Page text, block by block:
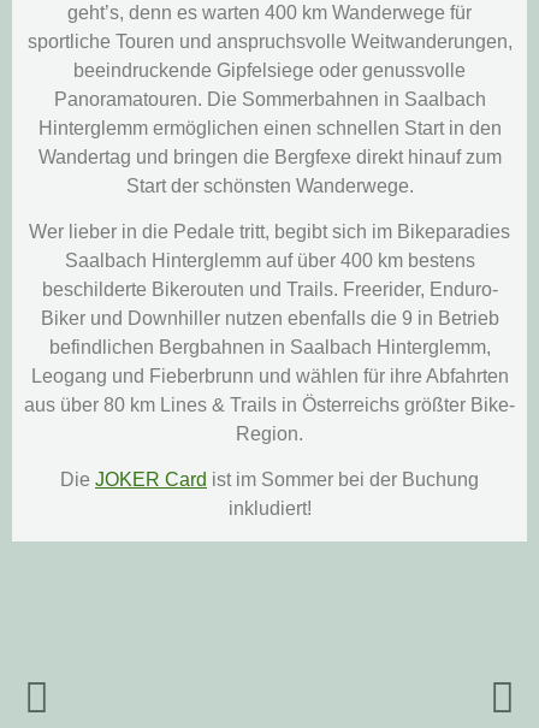
geht’s, denn es warten 400 km Wanderwege für
sportliche Touren und anspruchsvolle Weitwanderungen,
beeindruckende Gipfelsiege oder genussvolle
Panoramatouren. Die Sommerbahnen in Saalbach
Hinterglemm ermöglichen einen schnellen Start in den
Wandertag und bringen die Bergfexe direkt hinauf zum
Start der schönsten Wanderwege.
Wer lieber in die Pedale tritt, begibt sich im Bikeparadies
Saalbach Hinterglemm auf über 400 km bestens
beschilderte Bikerouten und Trails. Freerider, Enduro-
Biker und Downhiller nutzen ebenfalls die 9 in Betrieb
befindlichen Bergbahnen in Saalbach Hinterglemm,
Leogang und Fieberbrunn und wählen für ihre Abfahrten
aus über 80 km Lines & Trails in Österreichs größter Bike-
Region.
Die JOKER Card ist im Sommer bei der Buchung
inkludiert!